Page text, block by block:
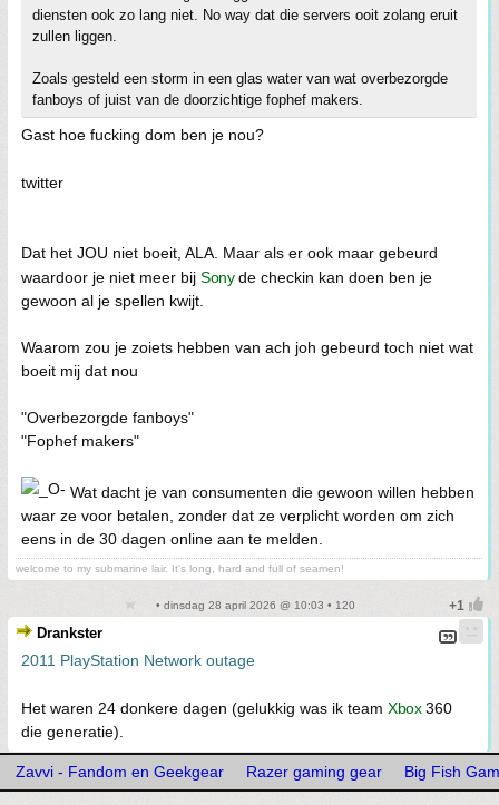
diensten ook zo lang niet. No way dat die servers ooit zolang eruit
zullen liggen.
Zoals gesteld een storm in een glas water van wat overbezorgde
fanboys of juist van de doorzichtige fophef makers.
Gast hoe fucking dom ben je nou?
twitter
Dat het JOU niet boeit, ALA. Maar als er ook maar gebeurd
waardoor je niet meer bij Sonyde checkin kan doen ben je
gewoon al je spellen kwijt.
Waarom zou je zoiets hebben van ach joh gebeurd toch niet wat
boeit mij dat nou
"Overbezorgde fanboys"
"Fophef makers"
Wat dacht je van consumenten die gewoon willen hebben
waar ze voor betalen, zonder dat ze verplicht worden om zich
eens in de 30 dagen online aan te melden.
welcome to my submarine lair. It's long, hard and full of seamen!
• dinsdag 28 april 2026 @ 10:03 • 120
Drankster
2011 PlayStation Network outage
Het waren 24 donkere dagen (gelukkig was ik team Xbox360
die generatie).
Zavvi - Fandom en Geekgear Razer gaming gear Big Fish